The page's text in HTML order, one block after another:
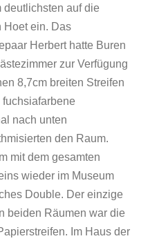
deutlichsten auf die
Hoet ein. Das
Herbert hatte Buren
zur Verfügung
8,7cm breiten Streifen
nach unten
den Raum.
mit dem gesamten
wieder im Museum
Double. Der einzige
beiden Räumen war die
Im Haus der